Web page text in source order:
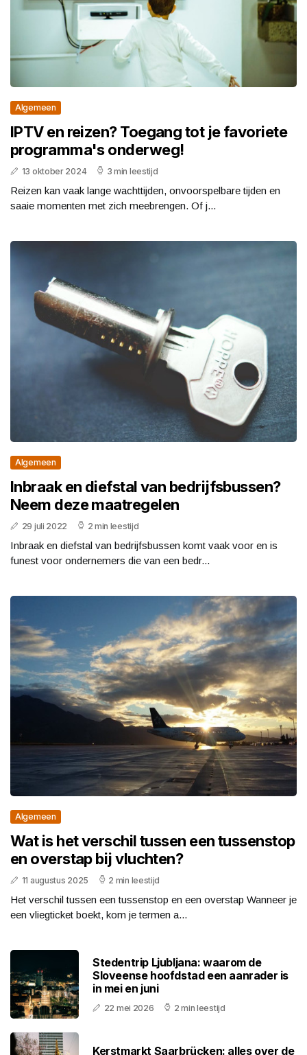
Algemeen
IPTV en reizen? Toegang tot je favoriete
programma's onderweg!
13 oktober 2024 3 min leestijd
Reizen kan vaak lange wachttijden, onvoorspelbare tijden en
saaie momenten met zich meebrengen. Of j...
Algemeen
Inbraak en diefstal van bedrijfsbussen?
Neem deze maatregelen
29 juli 2022 2 min leestijd
Inbraak en diefstal van bedrijfsbussen komt vaak voor en is
funest voor ondernemers die van een bedr...
Algemeen
Wat is het verschil tussen een tussenstop
en overstap bij vluchten?
11 augustus 2025 2 min leestijd
Het verschil tussen een tussenstop en een overstap Wanneer je
een vliegticket boekt, kom je termen a...
Stedentrip Ljubljana: waarom de
Sloveense hoofdstad een aanrader is
in mei en juni
22 mei 2026 2 min leestijd
Kerstmarkt Saarbrücken: alles over de